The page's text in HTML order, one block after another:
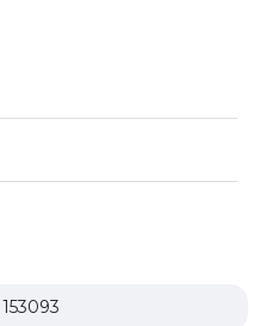
153093